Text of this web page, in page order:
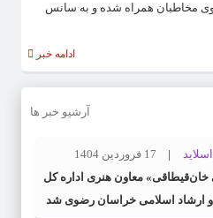
مخاطبان همراه شده و به سانس
ادامه خبر
آرشیو خبر ها
17 فروردین 1404
خان‌قیطاقی» معاون هنری اداره کل
ارشاد اسلامی خراسان رضوی شد